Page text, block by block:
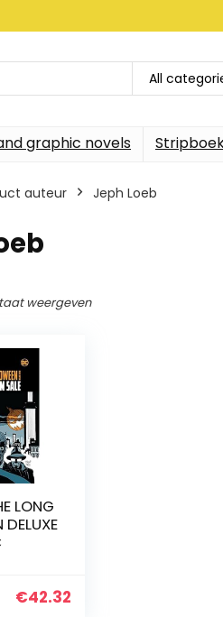
All
graphic novels
auteur Jeph Loeb
weergeven
LONG
DELUXE
€42.32